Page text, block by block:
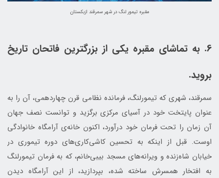
مقبره تیمور لنگ در شهر سمرقند ازبکستان
6. به تماشای مقبره یکی از بزرگترین فاتحان تاریخ
بروید.
سمرقند، شهری که تیمورلنگ، فرمانده نظامی قرن چهاردهمی، آن را به
عنوان پایتخت خود در آسیای مرکزی برگزید و توانست نصف جهان
آن زمان را تحت فرمان خود درآورد، اکنون خانه‌ی آرامگاه خانوادگی
اوست. قبل از اینکه به تحسین کاشی‌کاری‌های دوره تیموری در
خیابان شاه‌زنده و ویرانه‌های مسجد بیبی‌خانم، که به فرمان تیمورلنگ
به افتخار همسرش ساخته شده، بپردازید، از این آرامگاه دیدن